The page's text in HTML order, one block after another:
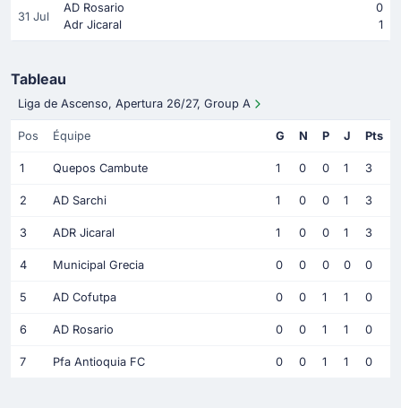
31 Jul
AD Rosario
0
Adr Jicaral
1
Tableau
Liga de Ascenso, Apertura 26/27, Group A
Pos Équipe G N P J Pts
1 Quepos Cambute 1 0 0 1 3
2 AD Sarchi 1 0 0 1 3
3 ADR Jicaral 1 0 0 1 3
4 Municipal Grecia 0 0 0 0 0
5 AD Cofutpa 0 0 1 1 0
6 AD Rosario 0 0 1 1 0
7 Pfa Antioquia FC 0 0 1 1 0